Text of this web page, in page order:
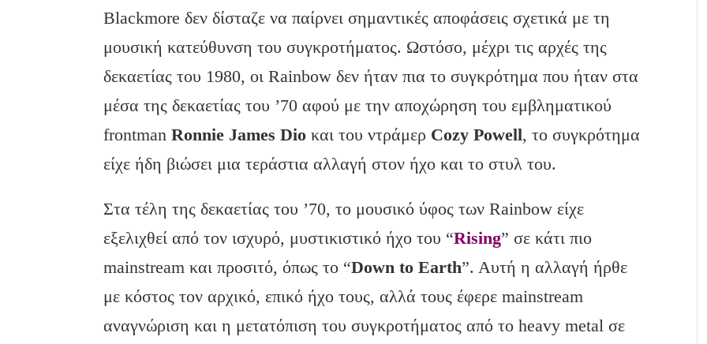
Blackmore δεν δίσταζε να παίρνει σημαντικές αποφάσεις σχετικά με τη
μουσική κατεύθυνση του συγκροτήματος. Ωστόσο, μέχρι τις αρχές της
δεκαετίας του 1980, οι Rainbow δεν ήταν πια το συγκρότημα που ήταν στα
μέσα της δεκαετίας του ’70 αφού με την αποχώρηση του εμβληματικού
frontmanRonnie James Dio και του ντράμερ Cozy Powell, το συγκρότημα
είχε ήδη βιώσει μια τεράστια αλλαγή στον ήχο και το στυλ του.
Στα τέλη της δεκαετίας του ’70, το μουσικό ύφος των Rainbow είχε
εξελιχθεί από τον ισχυρό, μυστικιστικό ήχο του “Rising” σε κάτι πιο
mainstream και προσιτό, όπως το “Down to Earth”. Αυτή η αλλαγή ήρθε
με κόστος τον αρχικό, επικό ήχο τους, αλλά τους έφερε mainstream
αναγνώριση και η μετατόπιση του συγκροτήματος από το heavy metal σε